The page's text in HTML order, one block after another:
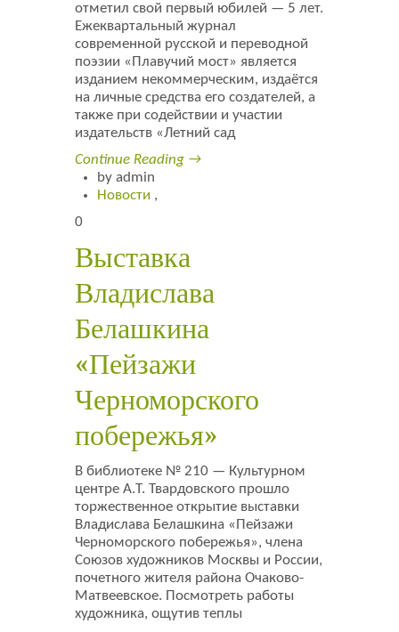
отметил свой первый юбилей — 5 лет.
Ежеквартальный журнал
современной русской и переводной
поэзии «Плавучий мост» является
изданием некоммерческим, издаётся
на личные средства его создателей, а
также при содействии и участии
издательств «Летний сад
Continue Reading →
by admin
Новости ,
0
Выставка
Владислава
Белашкина
«Пейзажи
Черноморского
побережья»
В библиотеке № 210 — Культурном
центре А.Т. Твардовского прошло
торжественное открытие выставки
Владислава Белашкина «Пейзажи
Черноморского побережья», члена
Союзов художников Москвы и России,
почетного жителя района Очаково-
Матвеевское. Посмотреть работы
художника, ощутив теплы